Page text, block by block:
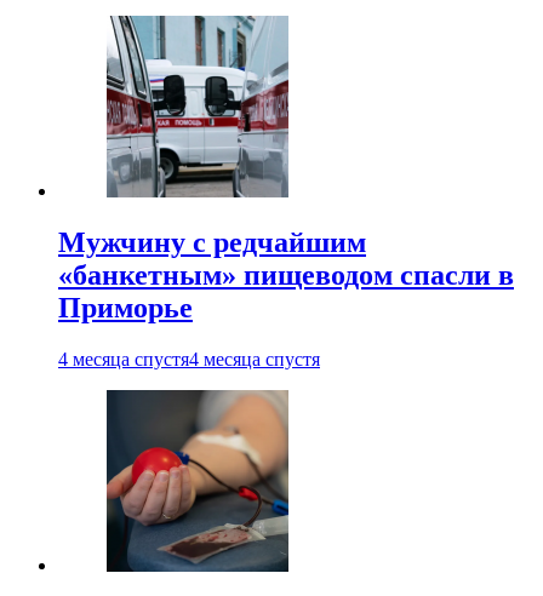
Мужчину с редчайшим
«банкетным» пищеводом спасли в
Приморье
4 месяца спустя4 месяца спустя